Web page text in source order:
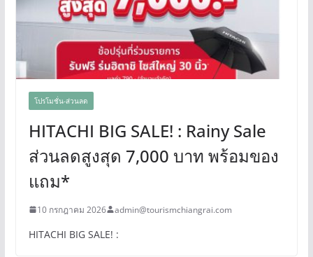
โปรโมชั่น-ส่วนลด
HITACHI BIG SALE! : Rainy Sale
ส่วนลดสูงสุด 7,000 บาท พร้อมของ
แถม*
10 กรกฎาคม 2026 admin@tourismchiangrai.com
HITACHI BIG SALE! :